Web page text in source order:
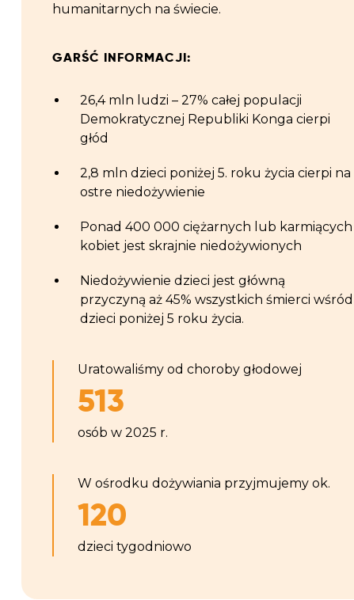
humanitarnych na świecie.
GARŚĆ INFORMACJI:
26,4 mln ludzi – 27% całej populacji
Demokratycznej Republiki Konga cierpi
głód
2,8 mln dzieci poniżej 5. roku życia cierpi na
ostre niedożywienie
Ponad 400 000 ciężarnych lub karmiących
kobiet jest skrajnie niedożywionych
Niedożywienie dzieci jest główną
przyczyną aż 45% wszystkich śmierci wśród
dzieci poniżej 5 roku życia.
Uratowaliśmy od choroby głodowej
513
osób w 2025 r.
W ośrodku dożywiania przyjmujemy ok.
120
dzieci tygodniowo